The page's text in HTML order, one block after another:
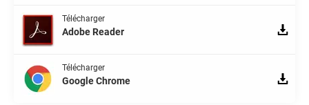
Télécharger
Adobe Reader
Télécharger
Google Chrome